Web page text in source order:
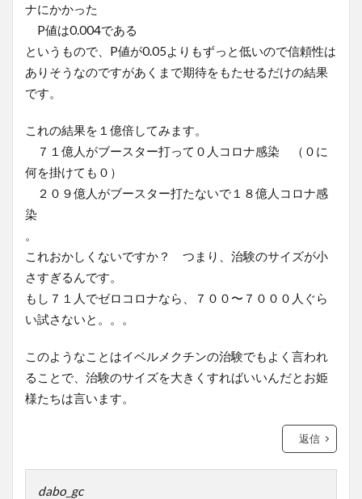
ナにかかった
P値は0.004である
というもので、P値が0.05よりもずっと低いので信頼性は
ありそうなのですがあくまで期待をもたせるだけの結果
です。
これの結果を１億倍してみます。
７１億人がブースター打って０人コロナ感染 （０に
何を掛けても０）
２０９億人がブースター打たないで１８億人コロナ感
染
。
これおかしくないですか？ つまり、治験のサイズが小
さすぎるんです。
もし７１人でゼロコロナなら、７００〜７０００人ぐら
い試さないと。。。
このようなことはイベルメクチンの治験でもよく言われ
ることで、治験のサイズを大きくすればいいんだとお姫
様たちは言います。
返信
dabo_gc